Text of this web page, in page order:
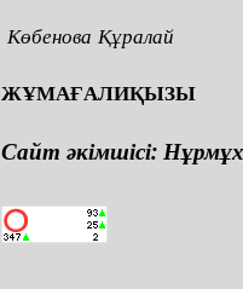
Көбенова Құралай
ЖҰМАҒАЛИҚЫЗЫ
Сайт әкімшісі: